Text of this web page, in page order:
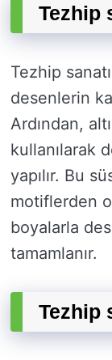
Tezhip
Tezhip
desenlerin
Ardından,
kullanılarak
yapılır. Bu
motiflerden
boyalarla
tamamlanır.
Tezhip